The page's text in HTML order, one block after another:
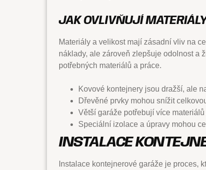
JAK OVLIVŇUJÍ
Materiály a velikost mají zásadní vliv na
náklady, ale zároveň zlepšuje odolnost a
potřebných materiálů a práce.
Kovové kontejnery jsou dražší, ale
Dřevěné prvky mohou snížit
Větší garáže potřebují více
Speciální izolace a úpravy mohou
INSTALACE
Instalace kontejnerové garáže je proces,